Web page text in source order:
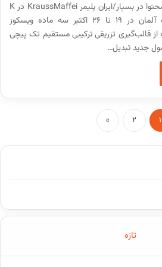
گروه ترجمه و تولید محتوا در بسپار/ایران پلیمر KraussMaffei در K
2022 در دوسلدورف آلمان در 19 تا 26 اکتبر سه ماده ویسکوز
از قالب‌گیری تزریقی ترکیبی مستقیم تک پیچی
1
2
»
تازه